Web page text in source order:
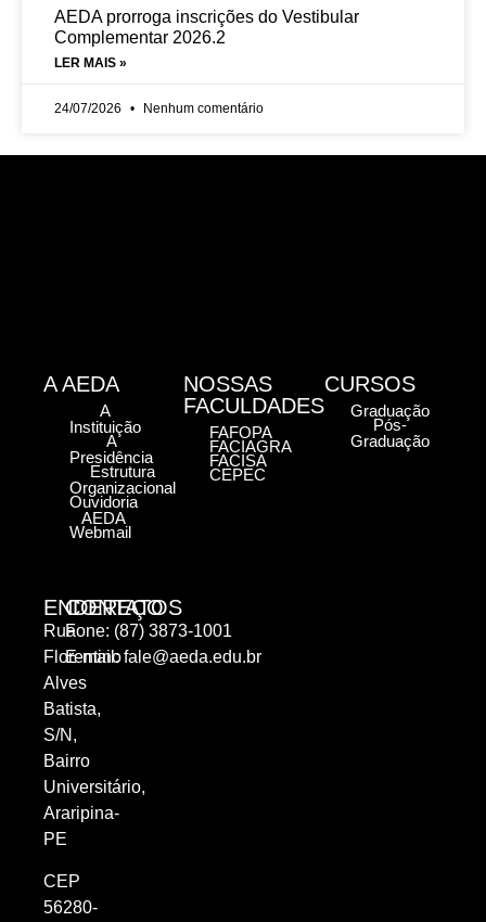
AEDA prorroga inscrições do Vestibular
Complementar 2026.2
LER MAIS »
24/07/2026 Nenhum comentário
ENDEREÇO
Rua
Florentino
Alves
Batista,
S/N,
Bairro
Universitário,
Araripina-
PE
CEP
56280-
CONTATOS
Fone: (87) 3873-1001
E-mail:fale@aeda.edu.br
A AEDA
A
Instituição
A
Presidência
Estrutura
Organizacional
Ouvidoria
AEDA
Webmail
NOSSAS
FACULDADES
FAFOPA
FACIAGRA
FACISA
CEPEC
CURSOS
Graduação
Pós-
Graduação